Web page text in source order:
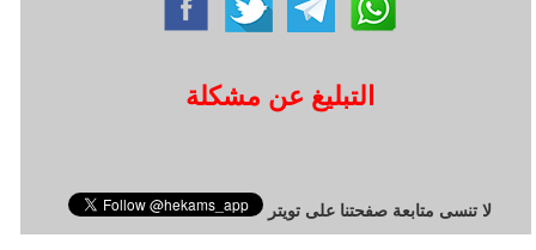
التبليغ عن مشكلة
لا تنسى متابعة صفحتنا على تويتر